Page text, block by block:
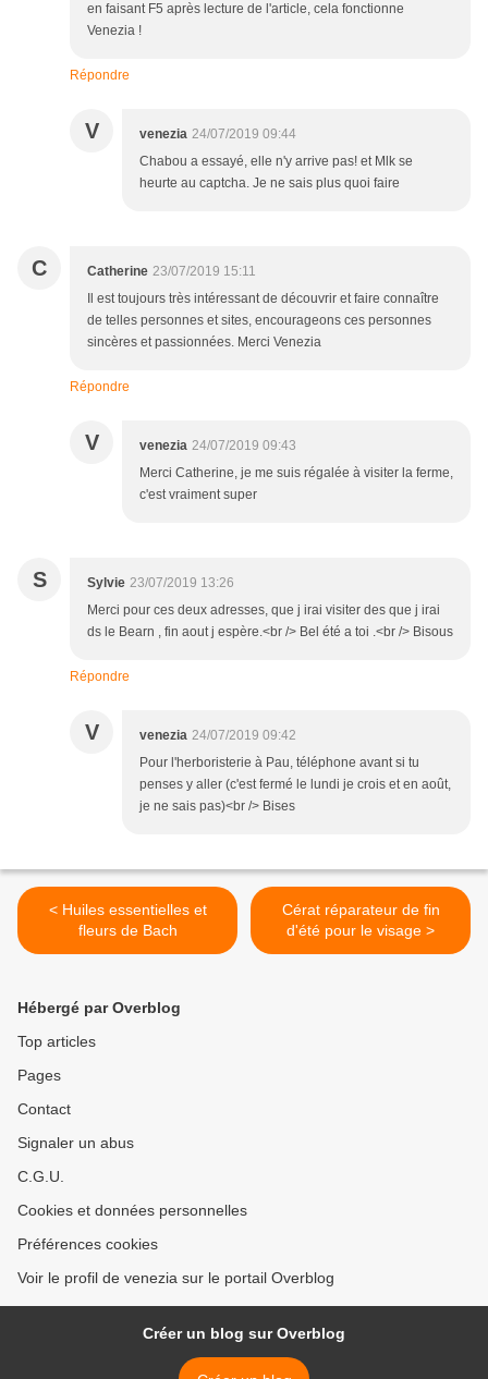
en faisant F5 après lecture de l'article, cela fonctionne
Venezia !
Répondre
V venezia 24/07/2019 09:44
Chabou a essayé, elle n'y arrive pas! et Mlk se
heurte au captcha. Je ne sais plus quoi faire
C Catherine 23/07/2019 15:11
Il est toujours très intéressant de découvrir et faire connaître
de telles personnes et sites, encourageons ces personnes
sincères et passionnées. Merci Venezia
Répondre
V venezia 24/07/2019 09:43
Merci Catherine, je me suis régalée à visiter la ferme,
c'est vraiment super
S Sylvie 23/07/2019 13:26
Merci pour ces deux adresses, que j irai visiter des que j irai
ds le Bearn , fin aout j espère.<br /> Bel été a toi .<br /> Bisous
Répondre
V venezia 24/07/2019 09:42
Pour l'herboristerie à Pau, téléphone avant si tu
penses y aller (c'est fermé le lundi je crois et en août,
je ne sais pas)<br /> Bises
< Huiles essentielles et
fleurs de Bach
Cérat réparateur de fin
d'été pour le visage >
Hébergé par Overblog
Top articles
Pages
Contact
Signaler un abus
C.G.U.
Cookies et données personnelles
Préférences cookies
Voir le profil de venezia sur le portail Overblog
Créer un blog sur Overblog